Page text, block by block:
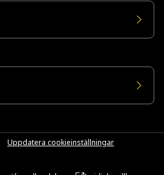
Uppdatera cookieinställningar